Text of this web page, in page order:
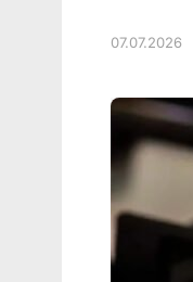
07.07.2026